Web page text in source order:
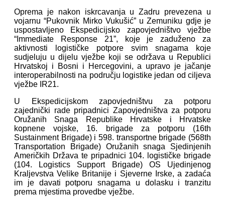
Oprema je nakon iskrcavanja u Zadru prevezena u
vojarnu “Pukovnik Mirko Vukušić” u Zemuniku gdje je
uspostavljeno Ekspedicijsko zapovjedništvo vježbe
“Immediate Response 21”, koje je zaduženo za
aktivnosti logističke potpore svim snagama koje
sudjeluju u dijelu vježbe koji se održava u Republici
Hrvatskoj i Bosni i Hercegovini, a upravo je jačanje
interoperabilnosti na području logistike jedan od ciljeva
vježbe IR21.
U Ekspedicijskom zapovjedništvu za potporu
zajednički rade pripadnici Zapovjedništva za potporu
Oružanih Snaga Republike Hrvatske i Hrvatske
kopnene vojske, 16. brigade za potporu (16th
Sustainment Brigade) i 598. transportne brigade (568th
Transportation Brigade) Oružanih snaga Sjedinjenih
Američkih Država te pripadnici 104. logističke brigade
(104. Logistics Support Brigade) OS Ujedinjenog
Kraljevstva Velike Britanije i Sjeverne Irske, a zadaća
im je davati potporu snagama u dolasku i tranzitu
prema mjestima provedbe vježbe.